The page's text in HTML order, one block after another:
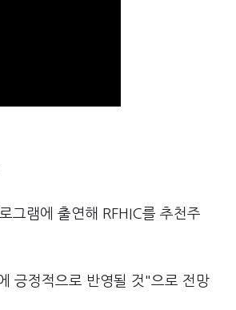
그램에 출연해 RFHIC를 추천주
긍정적으로 반영될 것"으로 전망